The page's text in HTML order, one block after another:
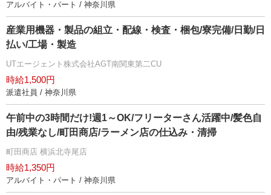
アルバイト・パート / 神奈川県
産業用機器・製品の組立・配線・検査・梱包/寮完備/日勤/日
払い/工場・製造
UTエージェント株式会社AGT南関東第二CU
時給1,500円
派遣社員 / 神奈川県
午前中の3時間だけ!週1～OK/フリーターさん活躍中/髪色自
由/残業なし/町田商店/ラーメン店の仕込み・清掃
町田商店 横浜北寺尾店
時給1,350円
アルバイト・パート / 神奈川県